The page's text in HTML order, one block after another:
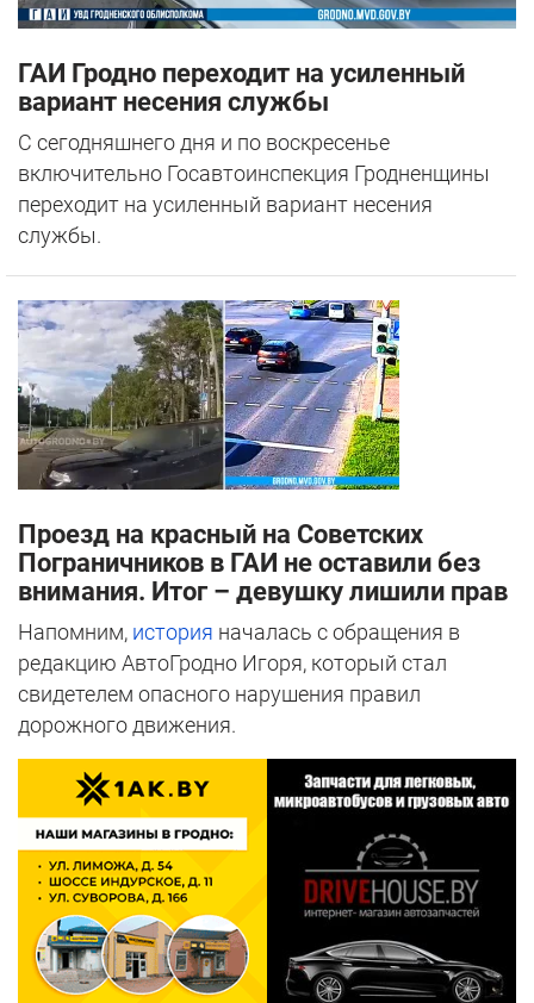
ГАИ Гродно переходит на усиленный
вариант несения службы
С сегодняшнего дня и по воскресенье
включительно Госавтоинспекция Гродненщины
переходит на усиленный вариант несения
службы.
Проезд на красный на Советских
Пограничников в ГАИ не оставили без
внимания. Итог – девушку лишили прав
Напомним, история началась с обращения в
редакцию АвтоГродно Игоря, который стал
свидетелем опасного нарушения правил
дорожного движения.